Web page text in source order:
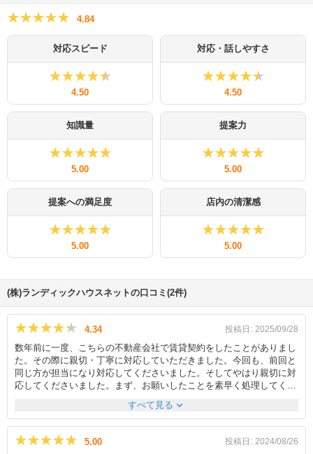
★★★★★
★★★★★ 4.84
対応スピード
★★★★★
★★★★★
4.50
対応・話しやすさ
★★★★★
★★★★★
4.50
知識量
★★★★★
★★★★★
5.00
提案力
★★★★★
★★★★★
5.00
提案への満足度
★★★★★
★★★★★
5.00
店内の清潔感
★★★★★
★★★★★
5.00
(株)ランディックハウスネットの口コミ(2件)
★★★★★
★★★★★ 4.34 投稿日: 2025/09/28
数年前に一度、こちらの不動産会社で賃貸契約をしたことがありまし
た。その際に親切・丁寧に対応していただきました。今回も、前回と
同じ方が担当になり対応してくださいました。そしてやはり親切に対
応してくださいました。まず、お願いしたことを素早く処理してくだ
さいます。入居を希望する旨を伝えるとスムーズに手続きを案内して
くださり、スピーディーに契約までこぎつけました。 実は以前に、
なか話が進まず、何週間も待ち続けていても連絡がなかなかこなかっ
たため、賃貸契約に不安を感じたので、引っ越しを諦めてしまったこ
すべて見る expand_more
★★★★★
★★★★★ 5.00 投稿日: 2024/08/26